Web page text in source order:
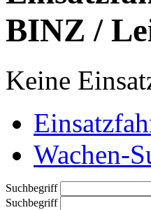
BINZ /
Keine
Wachen-
Suchbegriff
Suchbegriff